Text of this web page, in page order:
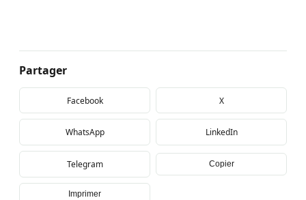
Partager
Facebook X
WhatsApp LinkedIn
Telegram Copier
Imprimer